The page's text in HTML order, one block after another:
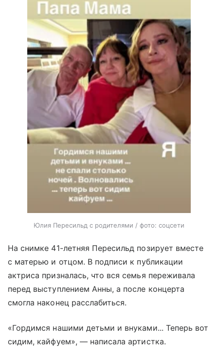
Юлия Пересильд с родителями / фото: соцсети
На снимке 41-летняя Пересильд позирует вместе
с матерью и отцом. В подписи к публикации
актриса призналась, что вся семья переживала
перед выступлением Анны, а после концерта
смогла наконец расслабиться.
«Гордимся нашими детьми и внуками... Теперь вот
сидим, кайфуем», — написала артистка.